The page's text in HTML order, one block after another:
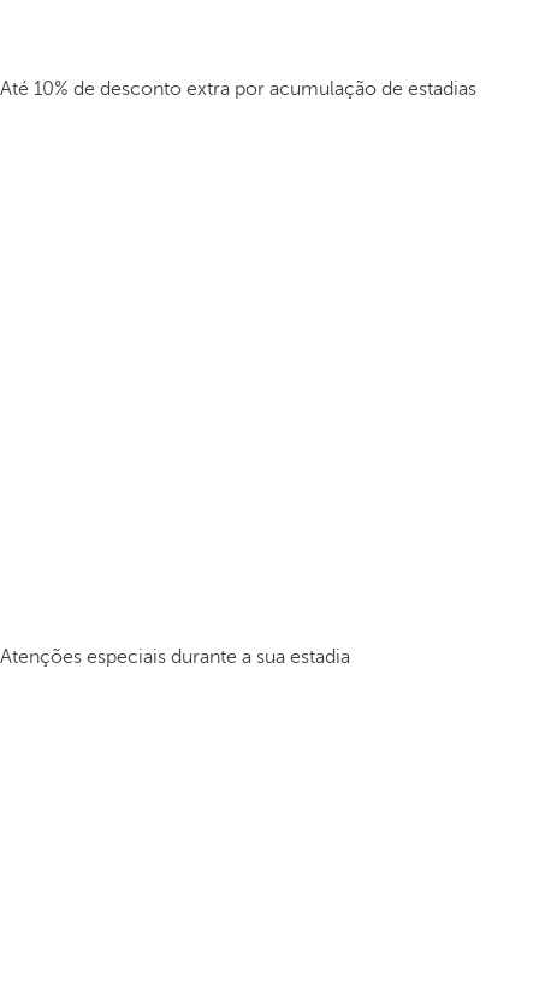
Até 10% de desconto extra por acumulação de estadias
Atenções especiais durante a sua estadia